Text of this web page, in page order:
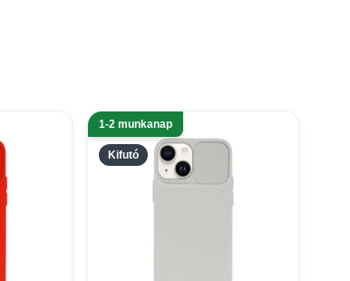
Kifutó
1-2 munkanap